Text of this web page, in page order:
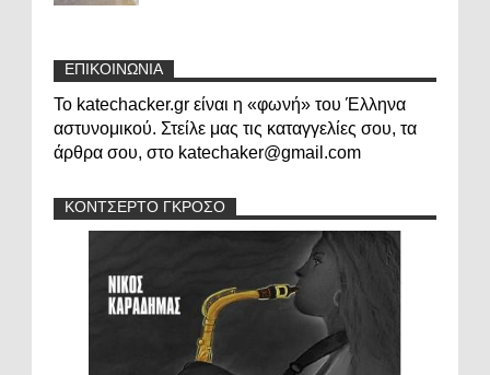
ΕΠΙΚΟΙΝΩΝΙΑ
Το katechacker.gr είναι η «φωνή» του Έλληνα
αστυνομικού. Στείλε μας τις καταγγελίες σου, τα
άρθρα σου, στο katechaker@gmail.com
ΚΟΝΤΣΕΡΤΟ ΓΚΡΟΣΟ